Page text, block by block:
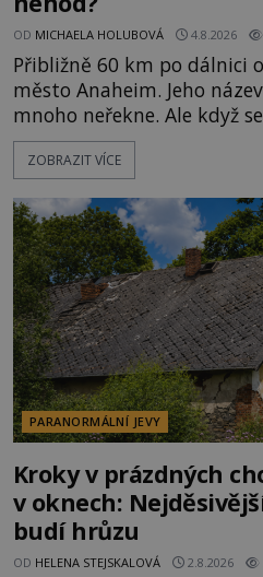
OD MICHAELA HOLUBOVÁ 4.8.2026
Přibližně 60 km po dálnici
město Anaheim. Jeho
mnoho neřekne. Ale když
Disneyland, je hned jasno. Zábavní park vyroste na
poklidném místě bývalého
kolem 17 000 000
velká snaha to utajit,
ZOBRAZIT VÍCE
PARANORMÁLNÍ JEVY
Kroky v prázdných
v oknech:
budí hrůzu
OD HELENA STEJSKALOVÁ 2.8.2026